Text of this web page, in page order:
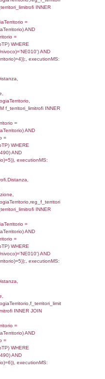
JOIN ((el_comuni
el_comuni.IstProvincia =
INNER JOIN
=
=
') AS DescAltro,
INNER JOIN
=
=
)
= 2490 ) AND
= 1)
INNER JOIN
=